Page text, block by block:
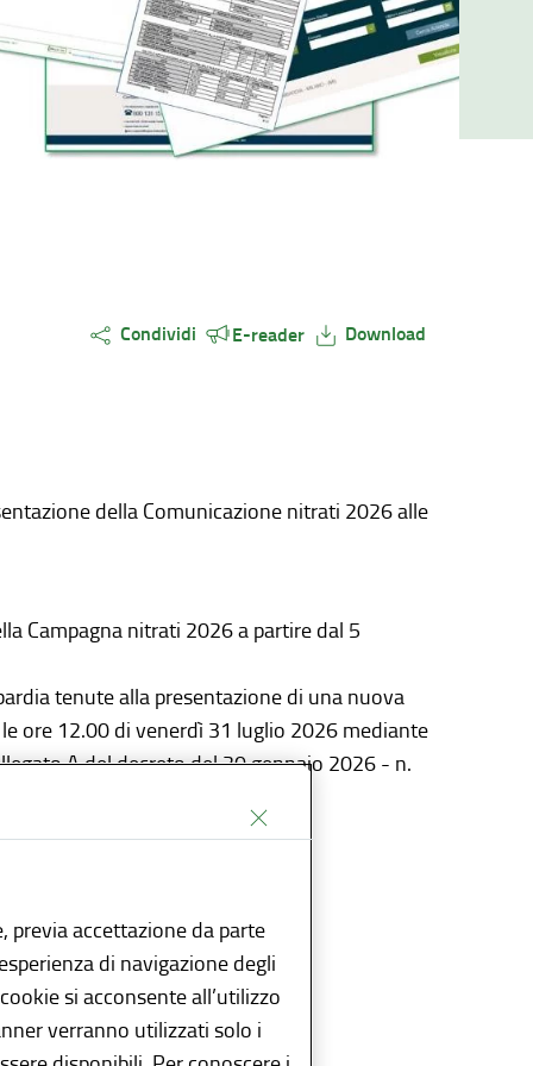
Condividi E-reader Download
della Comunicazione nitrati 2026 alle
Campagna nitrati 2026 a partire dal 5
tenute alla presentazione di una nuova
ore 12.00 di venerdì 31 luglio 2026 mediante
A del decreto del 20 gennaio 2026 - n.
previa accettazione da parte
di navigazione degli
si acconsente all’utilizzo
verranno utilizzati solo i